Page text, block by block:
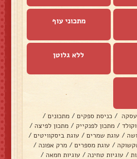
מתכוני עוף
ללא גלוטן
/ כניסת ספקים / מתכונים /
/ מתכון לפנקייק / מתכון לפיצה /
/ עוגת שמרים / עוגת ביסקוויטים /
/ עוגת מספרים / מרק אפונה /
/ עוגיות טחינה / עוגיות חמאה /